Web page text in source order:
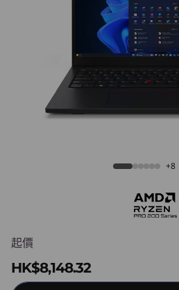
3
ThinkPad L13 Gen 6 (13″+8
起價
HK$8,148.32